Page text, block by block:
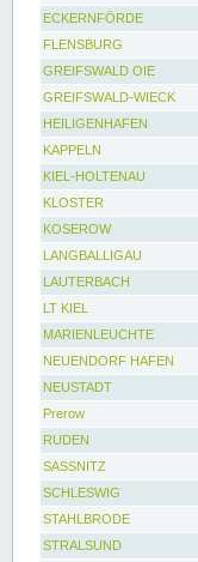
ECKERNFÖRDE
FLENSBURG
GREIFSWALD OIE
GREIFSWALD-WIECK
HEILIGENHAFEN
KAPPELN
KIEL-HOLTENAU
KLOSTER
KOSEROW
LANGBALLIGAU
LAUTERBACH
LT KIEL
MARIENLEUCHTE
NEUENDORF HAFEN
NEUSTADT
Prerow
RUDEN
SASSNITZ
SCHLESWIG
STAHLBRODE
STRALSUND